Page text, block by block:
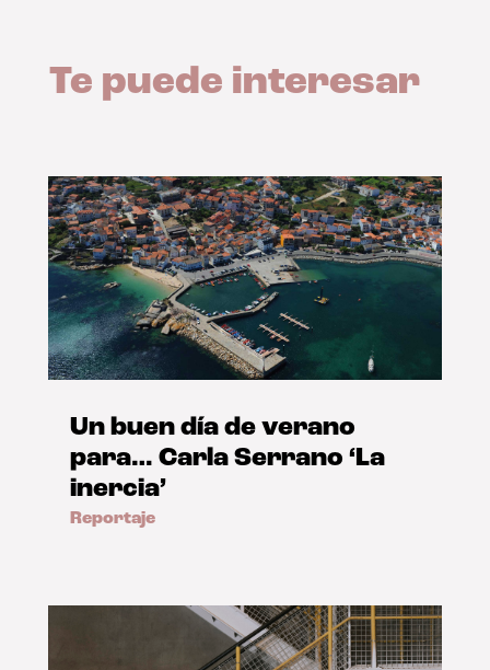
Te puede interesar
Un buen día de verano
para… Carla Serrano ‘La
inercia’
Reportaje